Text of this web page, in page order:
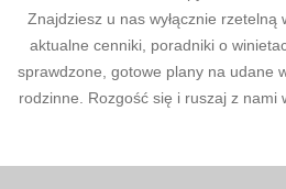
Znajdziesz u nas wyłącznie rzetelną
aktualne cenniki, poradniki o
sprawdzone, gotowe plany na udane
rodzinne. Rozgość się i ruszaj z nami